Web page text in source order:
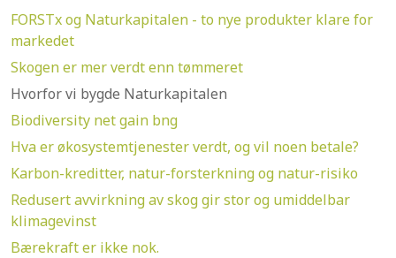
FORSTx og Naturkapitalen - to nye produkter klare for
markedet
Skogen er mer verdt enn tømmeret
Hvorfor vi bygde Naturkapitalen
Biodiversity net gain bng
Hva er økosystemtjenester verdt, og vil noen betale?
Karbon-kreditter, natur-forsterkning og natur-risiko
Redusert avvirkning av skog gir stor og umiddelbar
klimagevinst
Bærekraft er ikke nok.